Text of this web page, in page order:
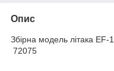
Опис
Збірна модель літака
72075